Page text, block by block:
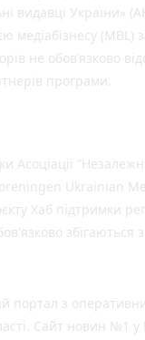
видавці України»
медіабізнесу (MBL)
не обов’язково
програми.
Асоціації
Ukrainian
Хаб підтримки
збігаються
портал з
Сайт новин №1 у